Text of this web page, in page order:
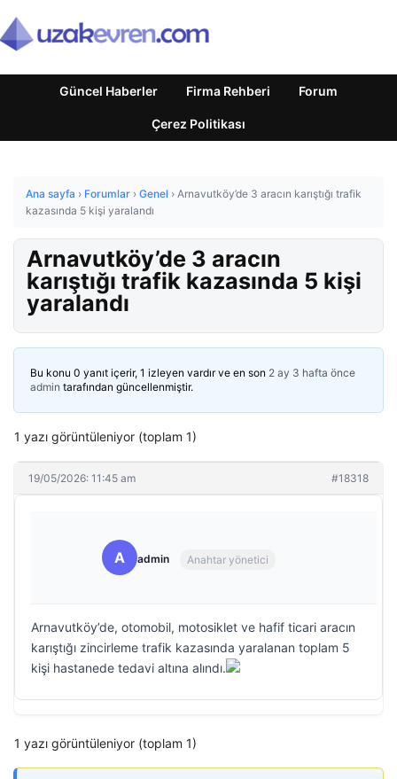
Güncel Haberler Firma Rehberi Forum
Çerez Politikası
Ana sayfa › Forumlar › Genel › Arnavutköy’de 3 aracın karıştığı trafik
kazasında 5 kişi yaralandı
Arnavutköy’de 3 aracın
karıştığı trafik kazasında 5 kişi
yaralandı
Bu konu 0 yanıt içerir, 1 izleyen vardır ve en son 2 ay 3 hafta önce
admin tarafından güncellenmiştir.
1 yazı görüntüleniyor (toplam 1)
19/05/2026: 11:45 am #18318
A admin Anahtar yönetici
Arnavutköy’de, otomobil, motosiklet ve hafif ticari aracın
karıştığı zincirleme trafik kazasında yaralanan toplam 5
kişi hastanede tedavi altına alındı.
1 yazı görüntüleniyor (toplam 1)